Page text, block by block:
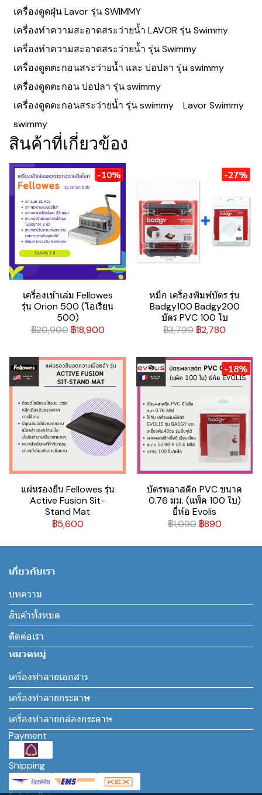
เครื่องดูดฝุ่น Lavor รุ่น SWIMMY
เครื่องทำความสะอาดสระว่ายน้ำ LAVOR รุ่น Swimmy
เครื่องทำความสะอาดสระว่ายน้ำ รุ่น Swimmy
เครื่องดูดตะกอนสระว่ายน้ำ และ บ่อปลา รุ่น swimmy
เครื่องดูดตะกอน บ่อปลา รุ่น swimmy
เครื่องดูดตะกอนสระว่ายน้ำ รุ่น swimmy
Lavor Swimmy
swimmy
สินค้าที่เกี่ยวข้อง
-10%
เครื่องเข้าเล่ม Fellowes
รุ่น Orion 500 (โอเรียน
500)
฿20,900 ฿18,900
-27%
หมึก เครื่องพิมพ์บัตร รุ่น
Badgy100 Badgy200
บัตร PVC 100 ใบ
฿3,790 ฿2,780
แผ่นรองยืน Fellowes รุ่น
Active Fusion Sit-
Stand Mat
฿5,600
-18%
บัตรพลาสติก PVC ขนาด
0.76 มม. (แพ็ค 100 ใบ)
ยี่ห้อ Evolis
฿1,090 ฿890
เกี่ยวกับเรา
บทความ
สินค้าทั้งหมด
ติดต่อเรา
หมวดหมู่
เครื่องทำลายเอกสาร
เครื่องทำลายกระดาษ
เครื่องทำลายกล่องกระดาษ
Payment
Shipping